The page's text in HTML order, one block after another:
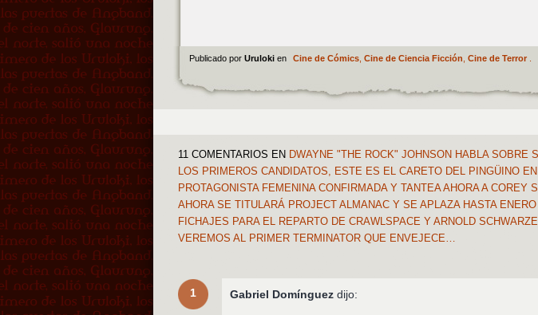
Publicado por Uruloki en Cine de Cómics, Cine de Ciencia Ficción, Cine de Terror.
11 COMENTARIOS EN DWAYNE "THE ROCK" JOHNSON HABLA SOBRE
LOS PRIMEROS CANDIDATOS, ESTE ES EL CARETO DEL PINGÜINO
PROTAGONISTA FEMENINA CONFIRMADA Y TANTEA AHORA A COREY
AHORA SE TITULARÁ PROJECT ALMANAC Y SE APLAZA HASTA
FICHAJES PARA EL REPARTO DE CRAWLSPACE Y ARNOLD
VEREMOS AL PRIMER TERMINATOR QUE ENVEJECE…
1 Gabriel Domínguez dijo: